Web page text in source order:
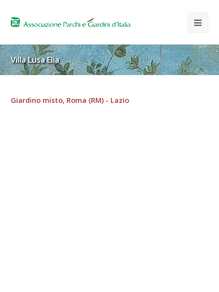
Villa Lusa Elia
Giardino misto, Roma (RM) - Lazio